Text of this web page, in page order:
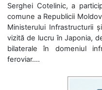
Serghei Cotelinic, a
comune a Republicii
Ministerului Infrastructurii
vizită de lucru în Japonia,
bilaterale în domeniul
feroviar....